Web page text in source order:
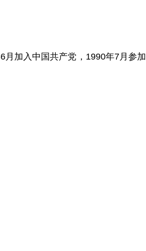
月加入中国共产党，1990年7月参加